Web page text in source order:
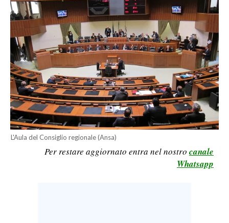
MONDO
ECONOMIA
SERVIZI ALLE IMPRESE
LAVORO
BANDI
SPORT IN SARDEGNA
L'Aula del Consiglio regionale (Ansa)
Per restare aggiornato entra nel nostro canale
Whatsapp